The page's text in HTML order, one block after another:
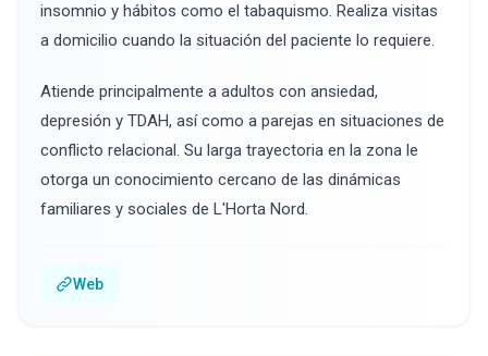
insomnio y hábitos como el tabaquismo. Realiza visitas
a domicilio cuando la situación del paciente lo requiere.
Atiende principalmente a adultos con ansiedad,
depresión y TDAH, así como a parejas en situaciones de
conflicto relacional. Su larga trayectoria en la zona le
otorga un conocimiento cercano de las dinámicas
familiares y sociales de L'Horta Nord.
Web